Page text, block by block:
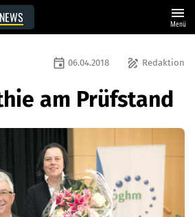
NEWS menu
Menü
draw Redaktion
event 06.04.2018
am Prüfstand